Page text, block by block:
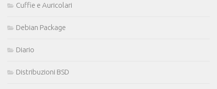
Cuffie e Auricolari
Debian Package
Diario
Distribuzioni BSD